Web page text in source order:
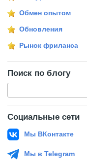
Обмен опытом
Обновления
Рынок фриланса
Поиск по блогу
Социальные сети
Мы ВКонтакте
Мы в Telegram